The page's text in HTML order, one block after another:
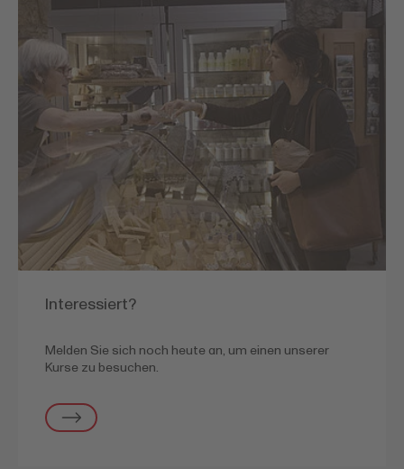
Interessiert?
Melden Sie sich noch heute an, um einen unserer
Kurse zu besuchen.